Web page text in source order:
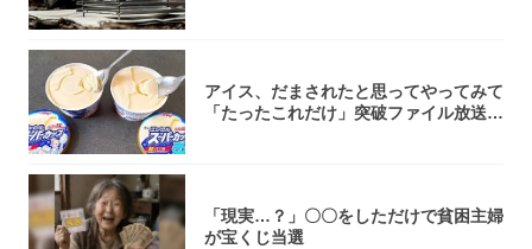
アイス、だまされたと思ってやってみて
「たったこれだけ」突破ファイル放送で
「現実…？」〇〇をしただけで貧困主婦
が宝くじ当選